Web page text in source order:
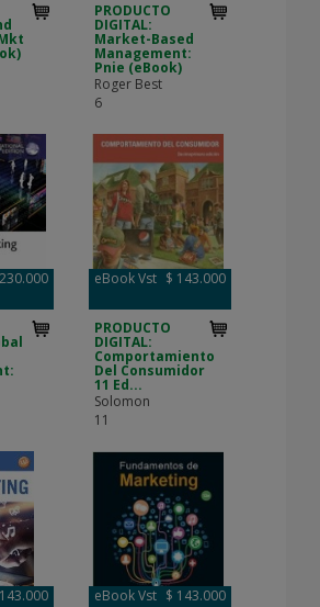
PRODUCTO
DIGITAL:
Market-Based
Management:
Pnie (eBook)
Roger Best
6
eBook Vst $ 143.000
PRODUCTO
DIGITAL:
Comportamiento
Del Consumidor
11 Ed...
Solomon
11
eBook Vst $ 143.000